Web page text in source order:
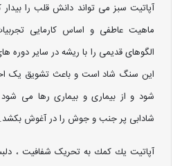
آپاتیت سبز می تواند دانش قلب را
ماهیت عاطفی و اساس کارمایی
الگوهای قدیمی را با ریشه در سایر دوره
این سنگ شاد است و باعث تشویق یک
شود و از بیماری و بیماری رها می شود
شادابی پر جنب و جوش را در آغوش بکشد.
آپاتیت یك كمك به تحریک شفافیت ،